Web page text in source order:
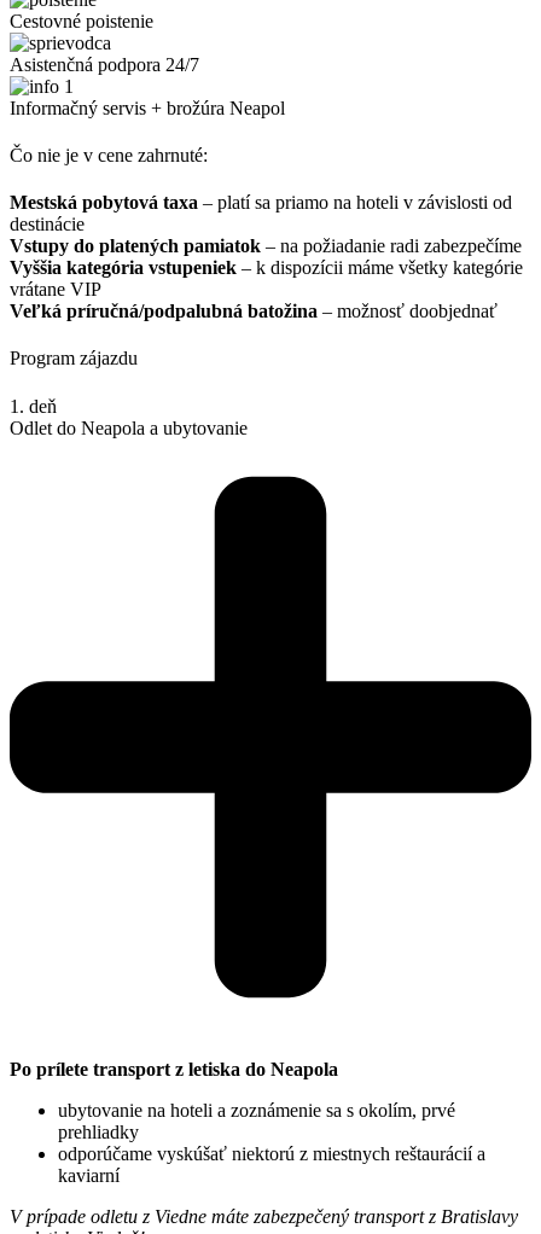
Cestovné poistenie
Asistenčná podpora 24/7
Informačný servis + brožúra Neapol
Čo nie je v cene zahrnuté:
Mestská pobytová taxa – platí sa priamo na hoteli v závislosti od
destinácie
Vstupy do platených pamiatok – na požiadanie radi zabezpečíme
Vyššia kategória vstupeniek – k dispozícii máme všetky kategórie
vrátane VIP
Veľká príručná/podpalubná batožina – možnosť doobjednať
Program zájazdu
1. deň
Odlet do Neapola a ubytovanie
Po prílete transport z letiska do Neapola
ubytovanie na hoteli a zoznámenie sa s okolím, prvé
prehliadky
odporúčame vyskúšať niektorú z miestnych reštaurácií a
kaviarní
V prípade odletu z Viedne máte zabezpečený transport z Bratislavy